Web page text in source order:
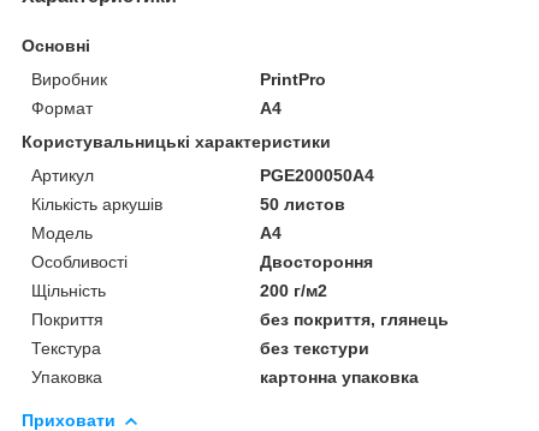
Основні
Виробник
PrintPro
Формат
A4
Користувальницькі характеристики
Артикул
PGE200050A4
Кількість аркушів
50 листов
Мoдель
A4
Особливості
Двостороння
Щільність
200 г/м2
Покриття
без покриття, глянець
Текстура
без текстури
Упаковка
картонна упаковка
Приховати